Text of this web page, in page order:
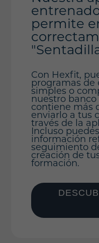
permite
Con Hexfit,
programas
simples o
nuestro
contiene más
enviarlo a tus
través de la
Incluso
información
seguimiento
creación de
formación.